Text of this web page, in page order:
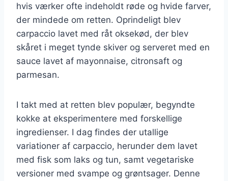
hvis værker ofte indeholdt røde og hvide farver,
der mindede om retten. Oprindeligt blev
carpaccio lavet med råt oksekød, der blev
skåret i meget tynde skiver og serveret med en
sauce lavet af mayonnaise, citronsaft og
parmesan.
I takt med at retten blev populær, begyndte
kokke at eksperimentere med forskellige
ingredienser. I dag findes der utallige
variationer af carpaccio, herunder dem lavet
med fisk som laks og tun, samt vegetariske
versioner med svampe og grøntsager. Denne